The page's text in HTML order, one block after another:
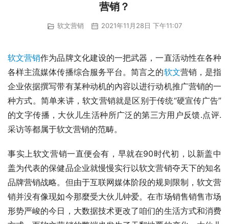
营销？
软文营销 2021年11月28日 下午11:07
软文营销作为品牌文化建设的一把武器，一直活动性在各种
各样主流媒体传播综合服务平台。简言之的软文营销，是指
企业依据撰写带有某种动机的內容以进行动机推广营销的一
种方式。简单来讲，软文营销就是区别于传统“硬宣传广告”
的文字传播，大伙儿生活种所广泛的第三方用户反馈.点评.
采访等都属于软文营销的范畴。
事实上软文营销一直便会有，早就在90时代初，以新盖中
盖为代表的保健品企业就慢慢实行以软文营销夺天下的知名
品牌营销战略。但由于互联网媒体阶段的规则限制，软文营
销并没有像现如今那麼受大伙儿钟爱。在市场销售销售市场
形势严峻的今日，大数据技术更改了咱们的生活方式和消费